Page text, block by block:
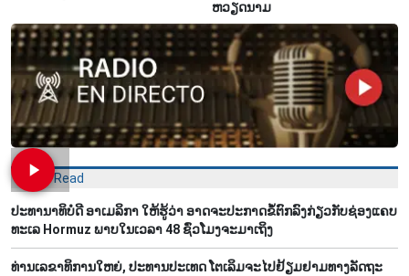
ຫວຽດ​ນາມ
Most Read
ປະທານາທິບໍດີ ອາເມລິກາ ໃຫ້ຮູ້ວ່າ ອາດຈະປະກາດຂໍ້ຕົກລົງກ່ຽວກັບຊ່ອງແຄບ
ທະເລ Hormuz ພາບໃນເວລາ 48 ຊົ່ວໂມງຈະມາເຖິງ
ທ່ານ​ເລ​ຂາ​ທິ​ການ​ໃຫຍ່, ປ​ະ​ທານ​ປະ​ເທດ ໂຕ​ເລິມ​ຈະ​ໄປ​ຢ້ຽມ​ຢາມ​ທາງ​ລັດ​ຖະ​